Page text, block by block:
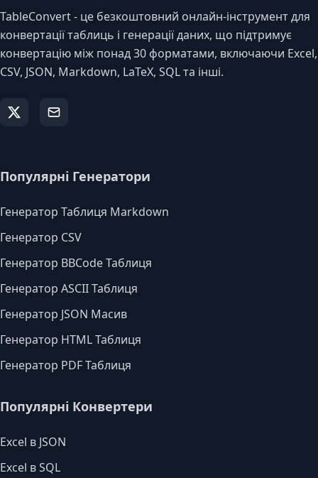
TableConvert - це безкоштовний онлайн-інструмент для
конвертації таблиць і генерації даних, що підтримує
конвертацію між понад 30 форматами, включаючи Excel,
CSV, JSON, Markdown, LaTeX, SQL та інші.
Популярні Генератори
Генератор Таблиця Markdown
Генератор CSV
Генератор BBCode Таблиця
Генератор ASCII Таблиця
Генератор JSON Масив
Генератор HTML Таблиця
Генератор PDF Таблиця
Популярні Конвертери
Excel в JSON
Excel в SQL